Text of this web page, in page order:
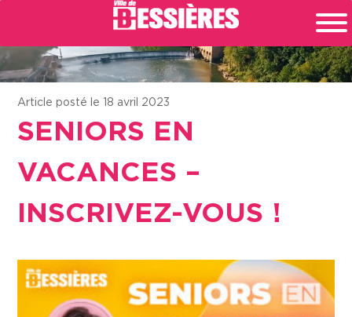
Article posté le 18 avril 2023
SENIORS EN
VACANCES –
INSCRIVEZ-VOUS !